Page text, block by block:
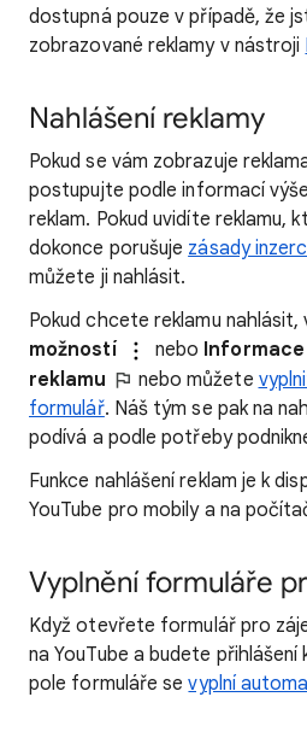
dostupná pouze v případě, že
zobrazované reklamy v nástroji
Nahlášení reklamy
Pokud se vám zobrazuje
postupujte podle informací
reklam. Pokud uvidíte reklamu,
dokonce porušuje zásady
můžete ji nahlásit.
Pokud chcete reklamu nahlásit,
možností
nebo Informace
reklamu
nebo můžete
formulář. Náš tým se pak na
podívá a podle potřeby
Funkce nahlášení reklam je k
YouTube pro mobily a na
Vyplnění formuláře
Když otevřete formulář pro
na YouTube a budete
pole formuláře sevyplní